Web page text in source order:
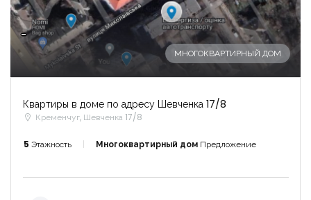
-
МНОГОКВАРТИРНЫЙ ДОМ
Квартиры в доме по адресу Шевченка 17/8
Кременчуг, Шевченка 17/8
5 Этажность Многоквартирный дом Предложение